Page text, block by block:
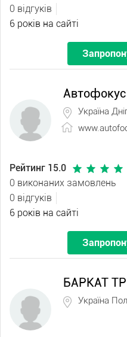
0 відгуків
6 років на сайті
Автофокус
Україна
Рейтинг 15.0
0 виконаних замовлень
0 відгуків
6 років на сайті
БАРКАТ
Україна